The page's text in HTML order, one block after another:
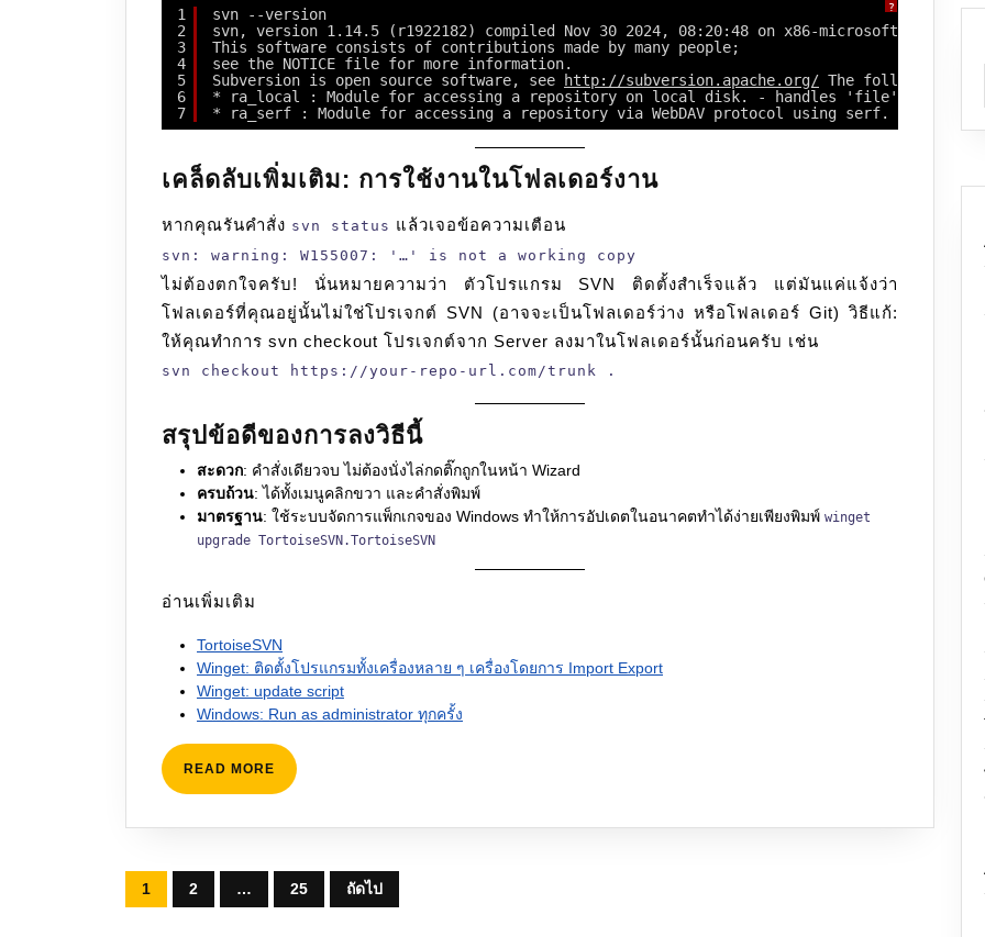
?
1
2
3
4
5
6
7
svn --version
svn, version 1.14.5 (r1922182) compiled Nov 30 2024, 08:20:48 on x86-microsoft-windows
This software consists of contributions made by many people;
see the NOTICE file for more information.
Subversion is open source software, see
http://subversion.apache.org/ The following
* ra_local : Module for accessing a repository on local disk. - handles 'file' scheme
* ra_serf : Module for accessing a repository via WebDAV protocol using serf. - using
เคล็ดลับเพิ่มเติม: การใช้งานในโฟลเดอร์งาน
หากคุณรันคำสั่ง svn status แล้วเจอข้อความเตือน
svn: warning: W155007: '…' is not a working copy
ไม่ต้องตกใจครับ! นั่นหมายความว่า ตัวโปรแกรม SVN ติดตั้งสำเร็จแล้ว แต่มันแค่แจ้งว่า
โฟลเดอร์ที่คุณอยู่นั้นไม่ใช่โปรเจกต์ SVN (อาจจะเป็นโฟลเดอร์ว่าง หรือโฟลเดอร์ Git) วิธีแก้:
ให้คุณทำการ svn checkout โปรเจกต์จาก Server ลงมาในโฟลเดอร์นั้นก่อนครับ เช่น
svn checkout https://your-repo-url.com/trunk .
สรุปข้อดีของการลงวิธีนี้
สะดวก: คำสั่งเดียวจบ ไม่ต้องนั่งไล่กดติ๊กถูกในหน้า Wizard
ครบถ้วน: ได้ทั้งเมนูคลิกขวา และคำสั่งพิมพ์
มาตรฐาน: ใช้ระบบจัดการแพ็กเกจของ Windows ทำให้การอัปเดตในอนาคตทำได้ง่ายเพียงพิมพ์ winget
upgrade TortoiseSVN.TortoiseSVN
อ่านเพิ่มเติม
TortoiseSVN
Winget: ติดตั้งโปรแกรมทั้งเครื่องหลาย ๆ เครื่องโดยการ Import Export
Winget: update script
Windows: Run as administrator ทุกครั้ง
READ MORE READ
MORE
Posts
1 2 … 25 ถัดไป